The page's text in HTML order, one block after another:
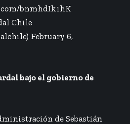
bnmhdIk1hK
Chile
February 6,
bajo el gobierno de
de Sebastián